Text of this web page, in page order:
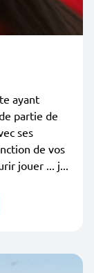
ayant
partie de
ses
de vos
jouer ... j...